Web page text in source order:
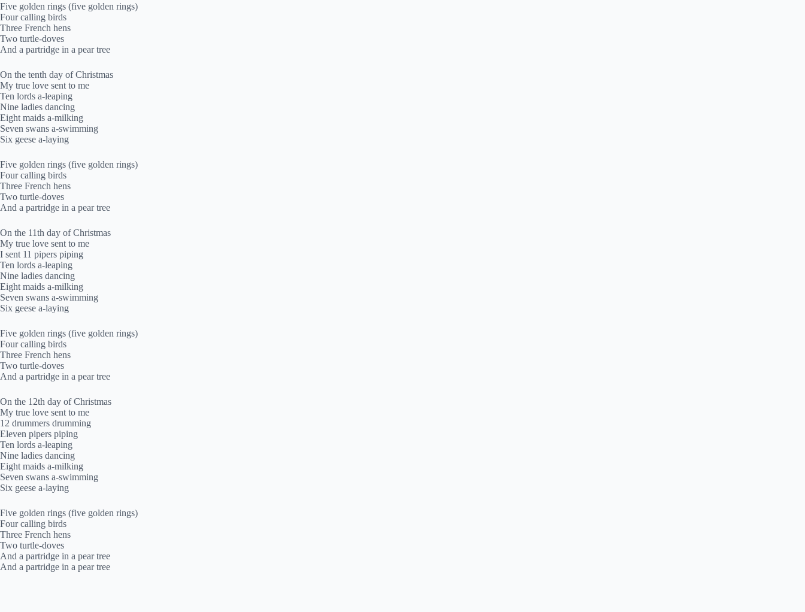
Five golden rings (five golden rings)
Four calling birds
Three French hens
Two turtle-doves
And a partridge in a pear tree
On the tenth day of Christmas
My true love sent to me
Ten lords a-leaping
Nine ladies dancing
Eight maids a-milking
Seven swans a-swimming
Six geese a-laying
Five golden rings (five golden rings)
Four calling birds
Three French hens
Two turtle-doves
And a partridge in a pear tree
On the 11th day of Christmas
My true love sent to me
I sent 11 pipers piping
Ten lords a-leaping
Nine ladies dancing
Eight maids a-milking
Seven swans a-swimming
Six geese a-laying
Five golden rings (five golden rings)
Four calling birds
Three French hens
Two turtle-doves
And a partridge in a pear tree
On the 12th day of Christmas
My true love sent to me
12 drummers drumming
Eleven pipers piping
Ten lords a-leaping
Nine ladies dancing
Eight maids a-milking
Seven swans a-swimming
Six geese a-laying
Five golden rings (five golden rings)
Four calling birds
Three French hens
Two turtle-doves
And a partridge in a pear tree
And a partridge in a pear tree